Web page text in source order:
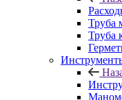
Труба
Труба